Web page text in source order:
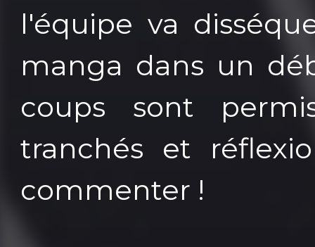
l'équipe va
manga dans un
coups sont
tranchés et
commenter !